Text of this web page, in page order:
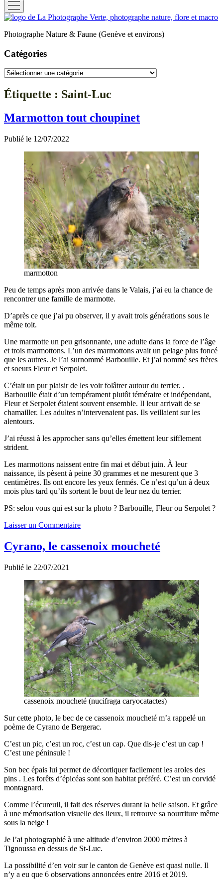
ouvrir
menu
La
Verte
Photographe Nature & Faune (Genève et environs)
Catégories
Catégories
Étiquette : Saint-Luc
Marmotton tout choupinet
Publié le 12/07/2022
marmotton
Peu de temps après mon arrivée dans le Valais, j’ai eu la chance de
rencontrer une famille de marmotte.
D’après ce que j’ai pu observer, il y avait trois générations sous le
même toit.
Une marmotte un peu grisonnante, une adulte dans la force de l’âge
et trois marmottons. L’un des marmottons avait un pelage plus foncé
que les autres. Je l’ai surnommé Barbouille. Et j’ai nommé ses frères
et soeurs Fleur et Serpolet.
C’était un pur plaisir de les voir folâtrer autour du terrier. .
Barbouille était d’un tempérament plutôt téméraire et indépendant,
Fleur et Serpolet étaient souvent ensemble. Il leur arrivait de se
chamailler. Les adultes n’intervenaient pas. Ils veillaient sur les
alentours.
J’ai réussi à les approcher sans qu’elles émettent leur sifflement
strident.
Les marmottons naissent entre fin mai et début juin. À leur
naissance, ils pèsent à peine 30 grammes et ne mesurent que 3
centimètres. Ils ont encore les yeux fermés. Ce n’est qu’un à deux
mois plus tard qu’ils sortent le bout de leur nez du terrier.
PS: selon vous qui est sur la photo ? Barbouille, Fleur ou Serpolet ?
Laisser un Commentaire
Cyrano, le cassenoix moucheté
Publié le 22/07/2021
cassenoix moucheté (nucifraga caryocatactes)
Sur cette photo, le bec de ce cassenoix moucheté m’a rappelé un
poème de Cyrano de Bergerac.
C’est un pic, c’est un roc, c’est un cap. Que dis-je c’est un cap !
C’est une péninsule !
Son bec épais lui permet de décortiquer facilement les aroles des
pins . Les forêts d’épicéas sont son habitat préféré. C’est un corvidé
montagnard.
Comme l’écureuil, il fait des réserves durant la belle saison. Et grâce
à une mémorisation visuelle des lieux, il retrouve sa nourriture même
sous la neige !
Je l’ai photographié à une altitude d’environ 2000 mètres à
Tignoussa en dessus de St-Luc.
La possibilité d’en voir sur le canton de Genève est quasi nulle. Il
n’y a eu que 6 observations annoncées entre 2016 et 2019.